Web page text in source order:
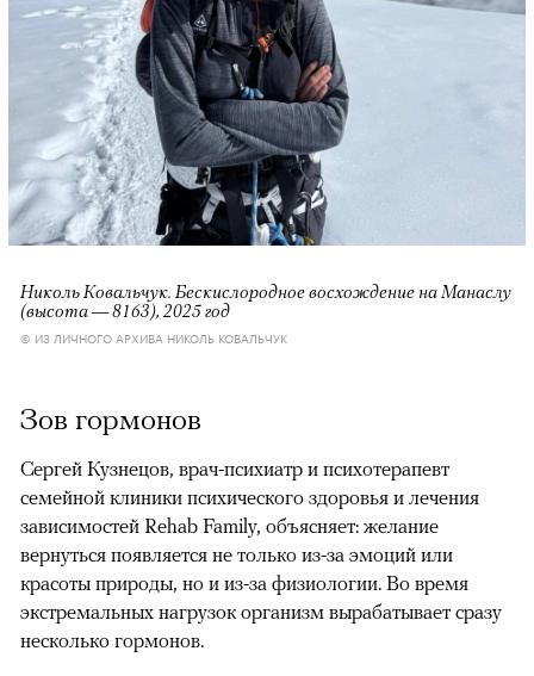
Николь Ковальчук. Бескислородное восхождение на Манаслу
(высота — 8163), 2025 год
© ИЗ ЛИЧНОГО АРХИВА НИКОЛЬ КОВАЛЬЧУК
Зов гормонов
Сергей Кузнецов, врач-психиатр и психотерапевт
семейной клиники психического здоровья и лечения
зависимостей Rehab Family, объясняет: желание
вернуться появляется не только из-за эмоций или
красоты природы, но и из-за физиологии. Во время
экстремальных нагрузок организм вырабатывает сразу
несколько гормонов.